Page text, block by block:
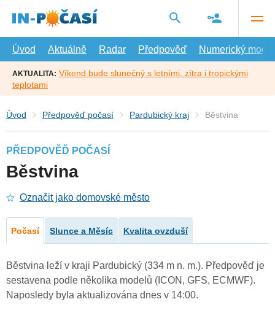
hlavní
Úvod
Aktuálně Radar Předpověď Numerický model
AKTUALITA: Víkend bude slunečný s letními, zítra i tropickými
teplotami
Úvod Předpověď počasí Pardubický kraj Běstvina
PŘEDPOVĚĎ POČASÍ
Běstvina
Označit jako domovské město
Počasí Slunce a Měsíc Kvalita ovzduší
Běstvina leží v kraji Pardubický (334 m n. m.). Předpověď je
sestavena podle několika modelů (ICON, GFS, ECMWF).
Naposledy byla aktualizována dnes v 14:00.